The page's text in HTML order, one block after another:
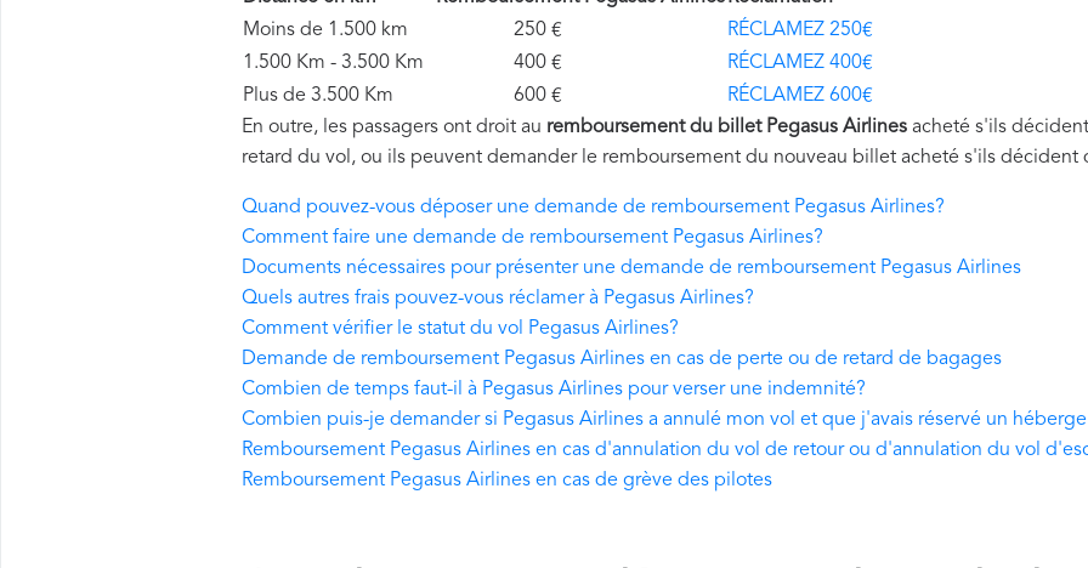
Moins de 1.500 km
250 €
RÉCLAMEZ 250€
1.500 Km - 3.500 Km
400 €
RÉCLAMEZ 400€
Plus de 3.500 Km
600 €
RÉCLAMEZ 600€
En outre, les passagers ont droit au remboursement du billet Pegasus Airlines acheté s'ils
retard du vol, ou ils peuvent demander le remboursement du nouveau billet acheté s'ils décident
Quand pouvez-vous déposer une demande de remboursement Pegasus Airlines?
Comment faire une demande de remboursement Pegasus Airlines?
Documents nécessaires pour présenter une demande de remboursement Pegasus Airlines
Quels autres frais pouvez-vous réclamer à Pegasus Airlines?
Comment vérifier le statut du vol Pegasus Airlines?
Demande de remboursement Pegasus Airlines en cas de perte ou de retard de bagages
Combien de temps faut-il à Pegasus Airlines pour verser une indemnité?
Combien puis-je demander si Pegasus Airlines a annulé mon vol et que j'avais réservé un
Remboursement Pegasus Airlines en cas d'annulation du vol de retour ou d'annulation du vol
Remboursement Pegasus Airlines en cas de grève des pilotes